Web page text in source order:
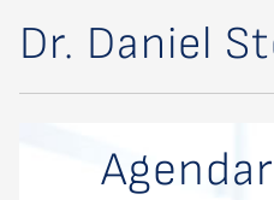
Dr. Daniel